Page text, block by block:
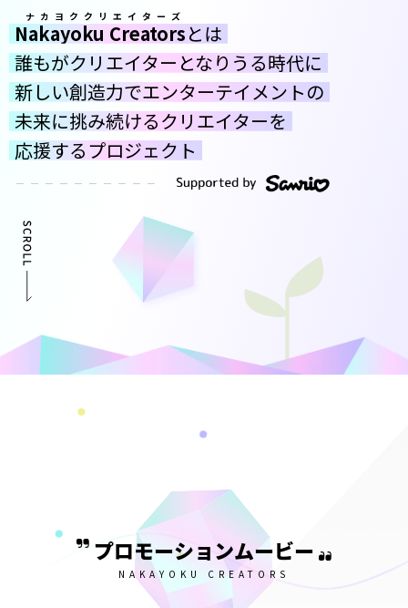
Nakayoku Creatorsとは
ナカヨククリエイターズ
誰もがクリエイターとなりうる時代に
新しい創造力でエンターテイメントの
未来に挑み続けるクリエイターを
応援するプロジェクト
プロモーションムービー
NAKAYOKU CREATORS